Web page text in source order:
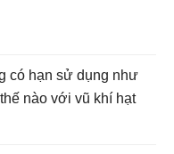
có hạn sử dụng như
nào với vũ khí hạt